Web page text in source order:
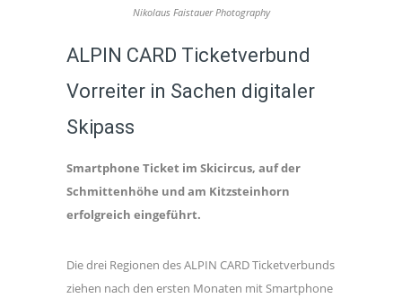
Nikolaus Faistauer Photography
ALPIN CARD Ticketverbund
Vorreiter in Sachen digitaler
Skipass
Smartphone Ticket im Skicircus, auf der
Schmittenhöhe und am Kitzsteinhorn
erfolgreich eingeführt.
Die drei Regionen des ALPIN CARD Ticketverbunds
ziehen nach den ersten Monaten mit Smartphone